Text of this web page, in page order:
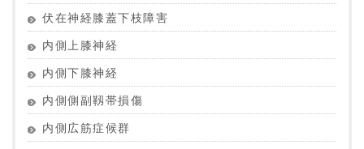
伏在神経膝蓋下枝障害
内側上膝神経
内側下膝神経
内側側副靱帯損傷
内側広筋症候群